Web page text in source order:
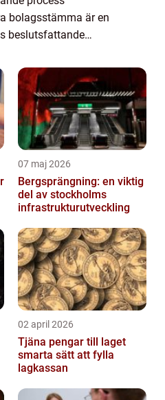
bolagsstämma är en
beslutsfattande
översikt över en
07 maj 2026
Bergsprängning: en viktig
del av stockholms
infrastrukturutveckling
02 april 2026
Tjäna pengar till laget
smarta sätt att fylla
lagkassan